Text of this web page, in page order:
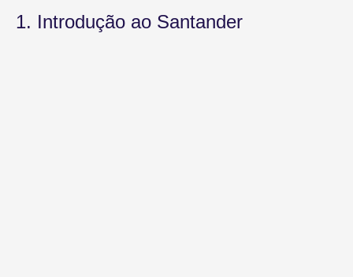
1. Introdução ao Santander